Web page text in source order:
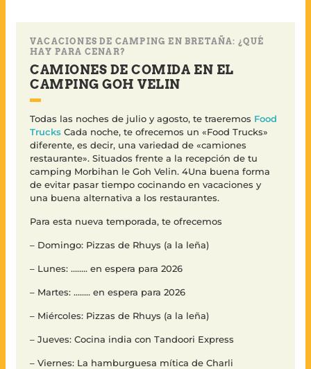
VACACIONES DE CAMPING EN BRETAÑA: ¿QUÉ
HAY PARA CENAR?
CAMIONES DE COMIDA EN EL
CAMPING GOH VELIN
Todas las noches de julio y agosto, te traeremos Food
Trucks Cada noche, te ofrecemos un «Food Trucks»
diferente, es decir, una variedad de «camiones
restaurante». Situados frente a la recepción de tu
camping Morbihan le Goh Velin. 4Una buena forma
de evitar pasar tiempo cocinando en vacaciones y
una buena alternativa a los restaurantes.
Para esta nueva temporada, te ofrecemos
– Domingo: Pizzas de Rhuys (a la leña)
– Lunes: …….. en espera para 2026
– Martes: …….. en espera para 2026
– Miércoles: Pizzas de Rhuys (a la leña)
– Jueves: Cocina india con Tandoori Express
– Viernes: La hamburguesa mítica de Charli